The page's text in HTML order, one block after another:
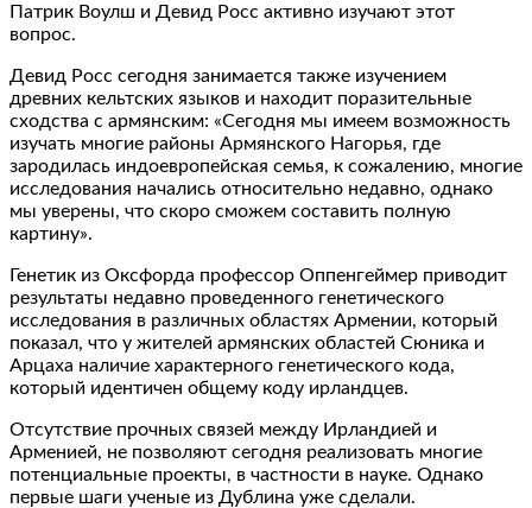
Патрик Воулш и Девид Росс активно изучают этот
вопрос.
Девид Росс сегодня занимается также изучением
древних кельтских языков и находит поразительные
сходства с армянским: «Сегодня мы имеем возможность
изучать многие районы Армянского Нагорья, где
зародилась индоевропейская семья, к сожалению, многие
исследования начались относительно недавно, однако
мы уверены, что скоро сможем составить полную
картину».
Генетик из Оксфорда профессор Оппенгеймер приводит
результаты недавно проведенного генетического
исследования в различных областях Армении, который
показал, что у жителей армянских областей Сюника и
Арцаха наличие характерного генетического кода,
который идентичен общему коду ирландцев.
Отсутствие прочных связей между Ирландией и
Арменией, не позволяют сегодня реализовать многие
потенциальные проекты, в частности в науке. Однако
первые шаги ученые из Дублина уже сделали.